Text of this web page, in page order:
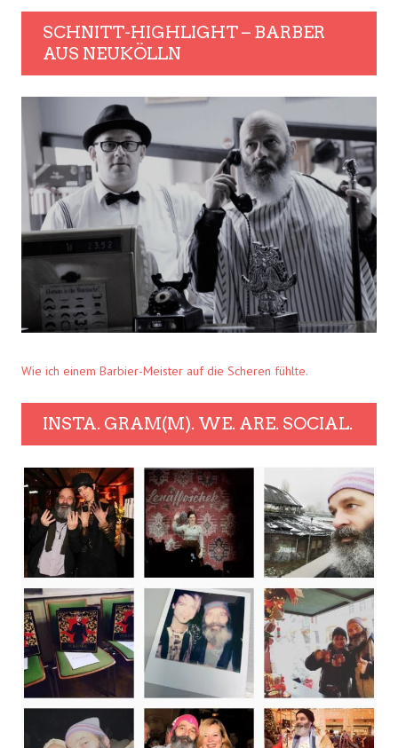
SCHNITT-HIGHLIGHT – BARBER
AUS NEUKÖLLN
Wie ich einem Barbier-Meister auf die Scheren fühlte.
INSTA. GRAM(M). WE. ARE. SOCIAL.